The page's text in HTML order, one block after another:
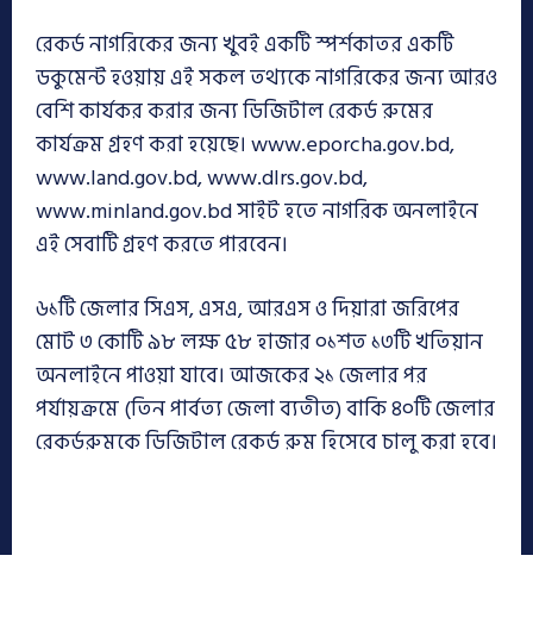
রেকর্ড নাগরিকের জন্য খুবই একটি স্পর্শকাতর একটি
ডকুমেন্ট হওয়ায় এই সকল তথ্যকে নাগরিকের জন্য আরও
বেশি কার্যকর করার জন্য ডিজিটাল রেকর্ড রুমের
কার্যক্রম গ্রহণ করা হয়েছে। www.eporcha.gov.bd,
www.land.gov.bd, www.dlrs.gov.bd,
www.minland.gov.bd সাইট হতে নাগরিক অনলাইনে
এই সেবাটি গ্রহণ করতে পারবেন।
৬১টি জেলার সিএস, এসএ, আরএস ও দিয়ারা জরিপের
মোট ৩ কোটি ৯৮ লক্ষ ৫৮ হাজার ০১শত ১৩টি খতিয়ান
অনলাইনে পাওয়া যাবে। আজকের ২১ জেলার পর
পর্যায়ক্রমে (তিন পার্বত্য জেলা ব্যতীত) বাকি ৪০টি জেলার
রেকর্ডরুমকে ডিজিটাল রেকর্ড রুম হিসেবে চালু করা হবে।